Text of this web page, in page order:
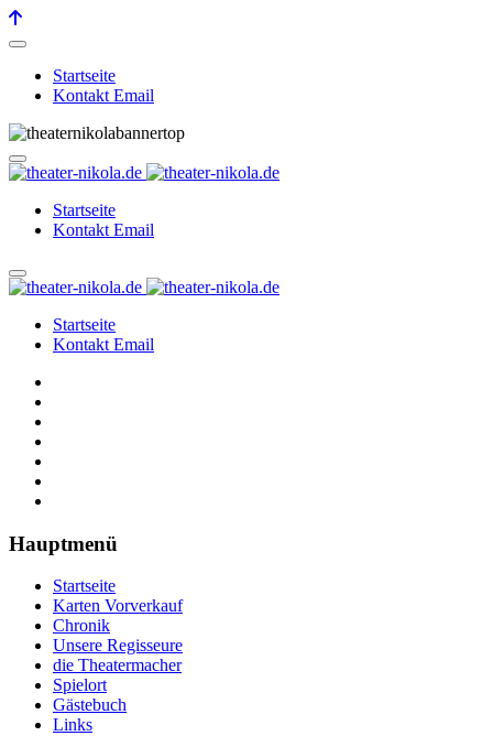
Startseite
Kontakt Email
Startseite
Kontakt Email
Startseite
Kontakt Email
Hauptmenü
Startseite
Karten Vorverkauf
Chronik
Unsere Regisseure
die Theatermacher
Spielort
Gästebuch
Links